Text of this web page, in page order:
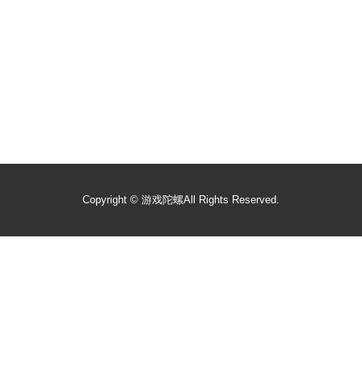
Copyright © 游戏陀螺All Rights Reserved.